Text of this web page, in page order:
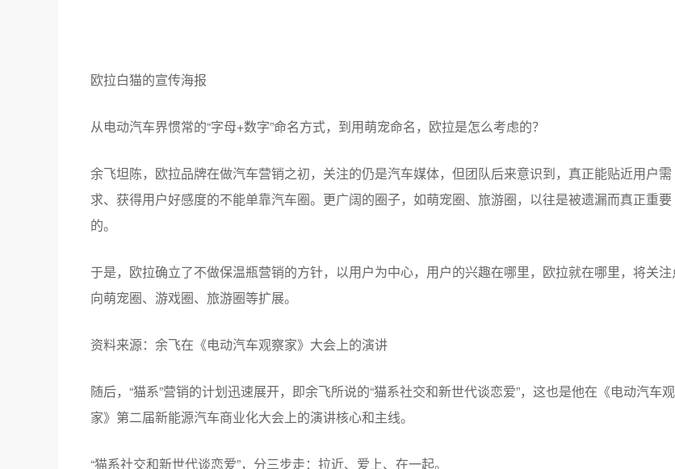
欧拉白猫的宣传海报
从电动汽车界惯常的“字母+数字”命名方式，到用萌宠命名，欧拉是怎么考虑的？
余飞坦陈，欧拉品牌在做汽车营销之初，关注的仍是汽车媒体，但团队后来意识到，真正能贴近用户需
求、获得用户好感度的不能单靠汽车圈。更广阔的圈子，如萌宠圈、旅游圈，以往是被遗漏而真正重要
的。